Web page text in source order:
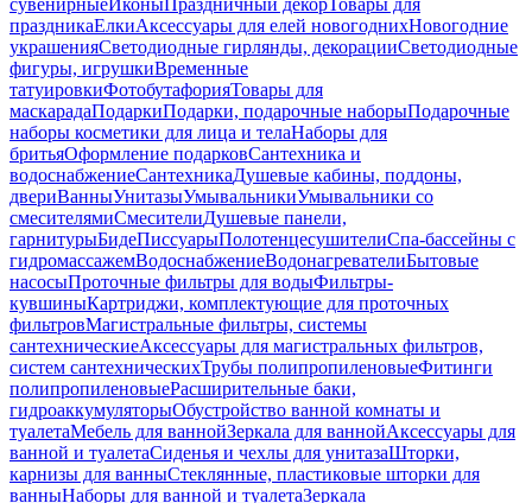
сувенирныеИконыПраздничный декорТовары для
праздникаЕлкиАксессуары для елей новогоднихНовогодние
украшенияСветодиодные гирлянды, декорацииСветодиодные
фигуры, игрушкиВременные
татуировкиФотобутафорияТовары для
маскарадаПодаркиПодарки, подарочные наборыПодарочные
наборы косметики для лица и телаНаборы для
бритьяОформление подарковСантехника и
водоснабжениеСантехникаДушевые кабины, поддоны,
двериВанныУнитазыУмывальникиУмывальники со
смесителямиСмесителиДушевые панели,
гарнитурыБидеПиссуарыПолотенцесушителиСпа-бассейны с
гидромассажемВодоснабжениеВодонагревателиБытовые
насосыПроточные фильтры для водыФильтры-
кувшиныКартриджи, комплектующие для проточных
фильтровМагистральные фильтры, системы
сантехническиеАксессуары для магистральных фильтров,
систем сантехническихТрубы полипропиленовыеФитинги
полипропиленовыеРасширительные баки,
гидроаккумуляторыОбустройство ванной комнаты и
туалетаМебель для ваннойЗеркала для ваннойАксессуары для
ванной и туалетаСиденья и чехлы для унитазаШторки,
карнизы для ванныСтеклянные, пластиковые шторки для
ванныНаборы для ванной и туалетаЗеркала